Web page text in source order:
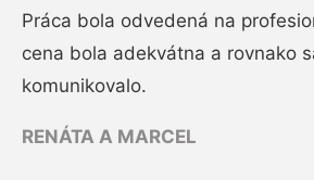
Práca bola odvedená na
cena bola adekvátna a rovnako
komunikovalo.
RENÁTA A MARCEL